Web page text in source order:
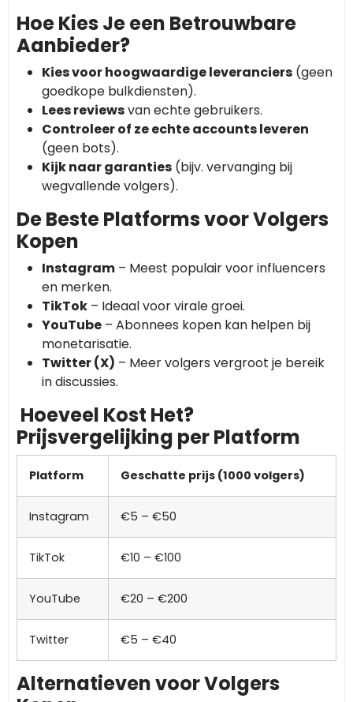
Hoe Kies Je een Betrouwbare
Aanbieder?
Kies voor hoogwaardige leveranciers (geen
goedkope bulkdiensten).
Lees reviewsvan echte gebruikers.
Controleer of ze echte accounts leveren
(geen bots).
Kijk naar garanties (bijv. vervanging bij
wegvallende volgers).
De Beste Platforms voor Volgers
Kopen
Instagram – Meest populair voor influencers
en merken.
TikTok – Ideaal voor virale groei.
YouTube – Abonnees kopen kan helpen bij
monetarisatie.
Twitter (X) – Meer volgers vergroot je bereik
in discussies.
Hoeveel Kost Het?
Prijsvergelijking per Platform
Platform Geschatte prijs (1000 volgers)
Instagram €5 – €50
TikTok €10 – €100
YouTube €20 – €200
Twitter €5 – €40
Alternatieven voor Volgers